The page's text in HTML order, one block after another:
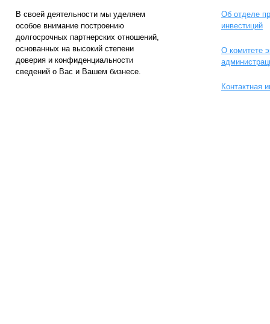
В своей деятельности мы уделяем
особое внимание построению
долгосрочных партнерских отношений,
основанных на высокий степени
доверия и конфиденциальности
сведений о Вас и Вашем бизнесе.
Об отделе
инвестиций
О комитете
Контактная